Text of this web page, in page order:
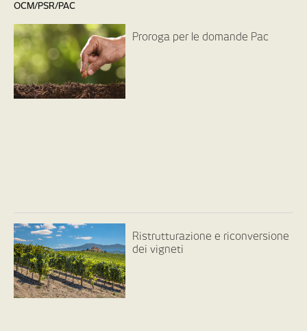
OCM/PSR/PAC
Proroga per le domande Pac
Ristrutturazione e riconversione
dei vigneti